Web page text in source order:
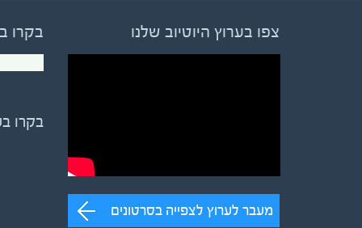
צפו בערוץ היוטיוב שלנו
מעבר לערוץ לצפייה בסרטונים
בקרו
בקרו